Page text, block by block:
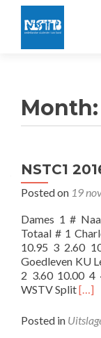
Month:
NSTC1
Posted on 19
Dames 1 #
Totaal # 1
10.95 3 2.60
Goedleven KU
2 3.60 10.00 4
WSTV SplitRead
[…]
Posted in